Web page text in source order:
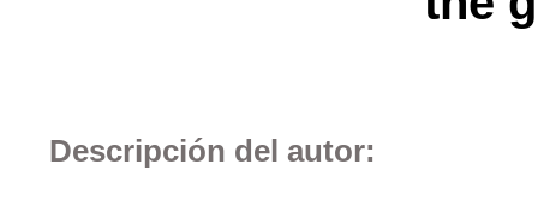
Descripción del autor: